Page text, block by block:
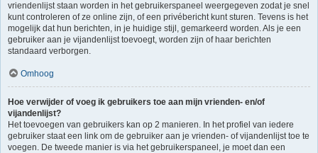
vriendenlijst staan worden in het gebruikerspaneel weergegeven zodat je snel
kunt controleren of ze online zijn, of een privébericht kunt sturen. Tevens is het
mogelijk dat hun berichten, in je huidige stijl, gemarkeerd worden. Als je een
gebruiker aan je vijandenlijst toevoegt, worden zijn of haar berichten
standaard verborgen.
Omhoog
Hoe verwijder of voeg ik gebruikers toe aan mijn vrienden- en/of
vijandenlijst?
Het toevoegen van gebruikers kan op 2 manieren. In het profiel van iedere
gebruiker staat een link om de gebruiker aan je vrienden- of vijandenlijst toe te
voegen. De tweede manier is via het gebruikerspaneel, je moet dan een